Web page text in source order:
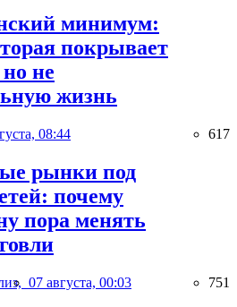
минимум:
покрывает
не
жизнь
08:44 617
рынки под
почему
пора менять
07 августа, 00:03 751